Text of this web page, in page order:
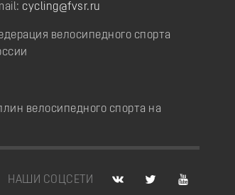
cycling@fvsr.ru
велосипедного спорта
велосипедного спорта на
НАШИ СОЦСЕТИ